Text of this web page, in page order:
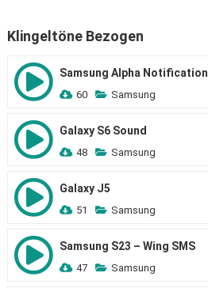
Klingeltöne Bezogen
Samsung Alpha Notification
60 Samsung
Galaxy S6 Sound
48 Samsung
Galaxy J5
51 Samsung
Samsung S23 – Wing SMS
47 Samsung